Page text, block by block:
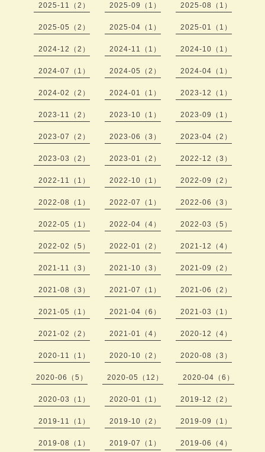
2025-11（2） 2025-09（1） 2025-08（1）
2025-05（2） 2025-04（1） 2025-01（1）
2024-12（2） 2024-11（1） 2024-10（1）
2024-07（1） 2024-05（2） 2024-04（1）
2024-02（2） 2024-01（1） 2023-12（1）
2023-11（2） 2023-10（1） 2023-09（1）
2023-07（2） 2023-06（3） 2023-04（2）
2023-03（2） 2023-01（2） 2022-12（3）
2022-11（1） 2022-10（1） 2022-09（2）
2022-08（1） 2022-07（1） 2022-06（3）
2022-05（1） 2022-04（4） 2022-03（5）
2022-02（5） 2022-01（2） 2021-12（4）
2021-11（3） 2021-10（3） 2021-09（2）
2021-08（3） 2021-07（1） 2021-06（2）
2021-05（1） 2021-04（6） 2021-03（1）
2021-02（2） 2021-01（4） 2020-12（4）
2020-11（1） 2020-10（2） 2020-08（3）
2020-06（5） 2020-05（12） 2020-04（6）
2020-03（1） 2020-01（1） 2019-12（2）
2019-11（1） 2019-10（2） 2019-09（1）
2019-08（1） 2019-07（1） 2019-06（4）